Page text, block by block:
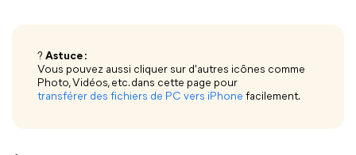
? Astuce :
Vous pouvez aussi cliquer sur d'autres icônes comme
Photo, Vidéos, etc. dans cette page pour
transférer des fichiers de PC vers iPhone facilement.